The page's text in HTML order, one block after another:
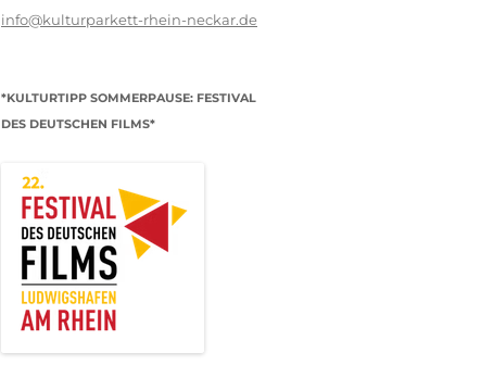
info@kulturparkett-rhein-neckar.de
*KULTURTIPP SOMMERPAUSE: FESTIVAL
DES DEUTSCHEN FILMS*